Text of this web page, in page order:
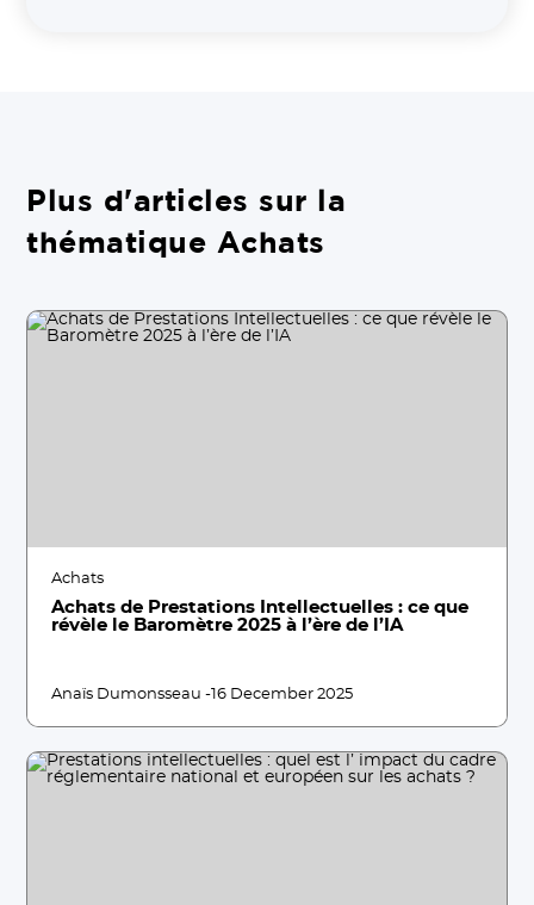
Plus d'articles sur la
thématique Achats
Achats
Achats de Prestations Intellectuelles : ce que
révèle le Baromètre 2025 à l’ère de l’IA
Anaïs Dumonsseau -16 December 2025